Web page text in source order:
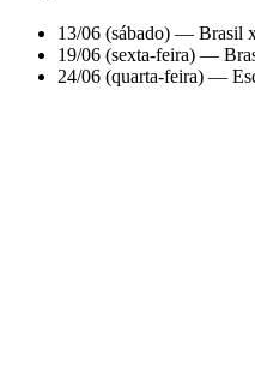
13/06 (sábado) — Brasil
19/06 (sexta-feira) —
24/06 (quarta-feira) —